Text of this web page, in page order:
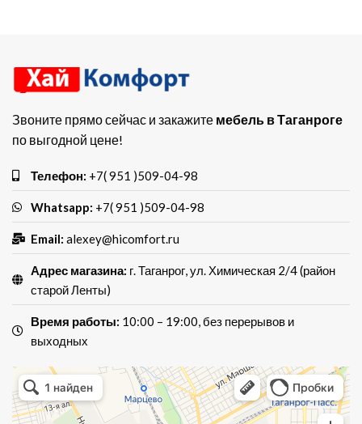
Звоните прямо сейчас и закажите мебель в Таганроге
по выгодной цене!
Телефон: +7( 951 )509-04-98
Whatsapp: +7( 951 )509-04-98
Email: alexey@hicomfort.ru
Адрес магазина: г. Таганрог, ул. Химическая 2/4 (район
старой Ленты)
Время работы: 10:00 – 19:00, без перерывов и
выходных
Хай Комфорт
Магазин мебели в Таганроге
Мебель для кухни в Таганроге